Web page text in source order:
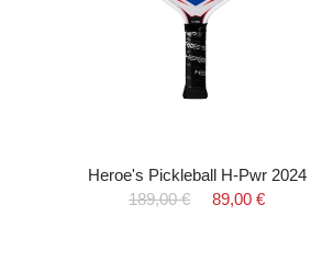
Heroe's Pickleball H-Pwr 2024
189,00 €
89,00 €